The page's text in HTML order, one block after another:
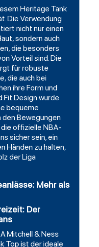
Heritage Tank
Die Verwendung
nicht nur einen
sondern auch
die besonders
Vorteil sind. Die
für robuste
die auch bei
ihre Form und
Fit Design wurde
bequeme
den Bewegungen
offizielle NBA-
sicher sein, ein
Händen zu halten,
der Liga
Mehr als
Der
Mitchell & Ness
Top ist der ideale